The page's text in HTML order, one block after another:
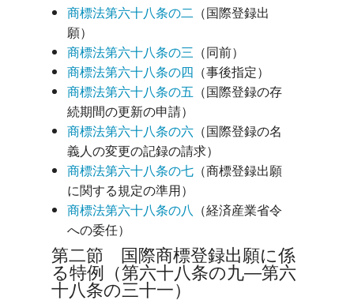
商標法第六十八条の二 （国際登録出
願）
商標法第六十八条の三 （同前）
商標法第六十八条の四 （事後指定）
商標法第六十八条の五 （国際登録の存
続期間の更新の申請）
商標法第六十八条の六 （国際登録の名
義人の変更の記録の請求）
商標法第六十八条の七 （商標登録出願
に関する規定の準用）
商標法第六十八条の八 （経済産業省令
への委任）
第二節 国際商標登録出願に係
る特例（第六十八条の九―第六
十八条の三十一）